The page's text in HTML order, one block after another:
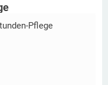
Pflege